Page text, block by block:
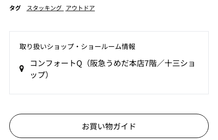
タグ スタッキング アウトドア
取り扱いショップ‧ショールーム情報
コンフォートQ（阪急うめだ本店7階／十三ショ
ップ）
お買い物ガイド